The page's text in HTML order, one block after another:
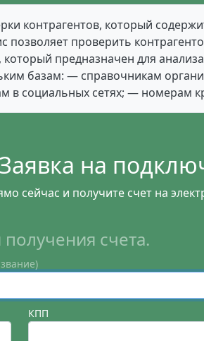
контрагентов, который
позволяет проверить
предназначен для
базам: — справочникам
в социальных сетях; — номерам
Заявка на
сейчас и получите счет на
счета.
КПП